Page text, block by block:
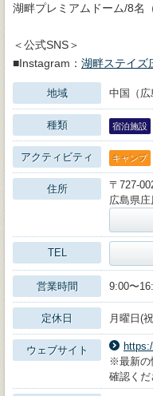
湖畔プレミアムドーム/8名
＜公式SNS＞
■Instagram： 湖畔ステイズ
地域 中国（広
種類 宿泊施設
アクティビティ キャンプ
住所
〒727-
広島県
TEL
営業時間 9:00〜
定休日 月曜日(
ウェブサイト
※最新の
確認くだ